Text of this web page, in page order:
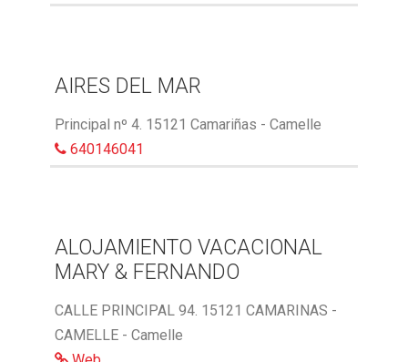
AIRES DEL MAR
Principal nº 4. 15121 Camariñas - Camelle
640146041
ALOJAMIENTO VACACIONAL
MARY & FERNANDO
CALLE PRINCIPAL 94. 15121 CAMARINAS -
CAMELLE - Camelle